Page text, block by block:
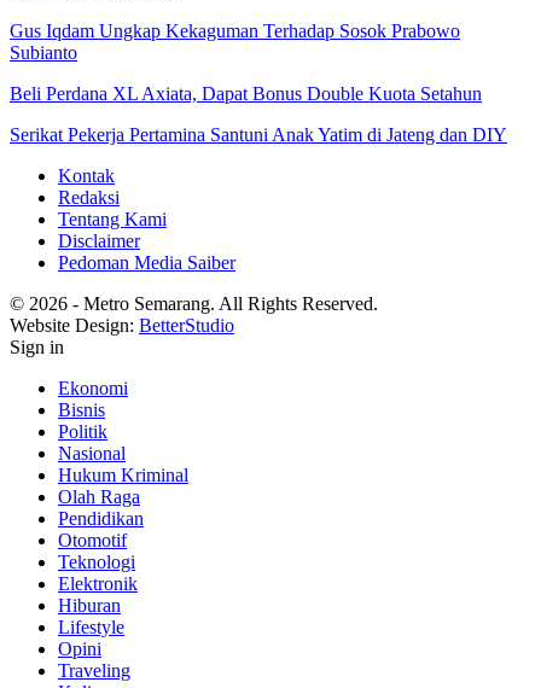
Gus Iqdam Ungkap Kekaguman Terhadap Sosok Prabowo
Subianto
Beli Perdana XL Axiata, Dapat Bonus Double Kuota Setahun
Serikat Pekerja Pertamina Santuni Anak Yatim di Jateng dan DIY
Kontak
Redaksi
Tentang Kami
Disclaimer
Pedoman Media Saiber
© 2026 - Metro Semarang. All Rights Reserved.
Website Design: BetterStudio
Sign in
Ekonomi
Bisnis
Politik
Nasional
Hukum Kriminal
Olah Raga
Pendidikan
Otomotif
Teknologi
Elektronik
Hiburan
Lifestyle
Opini
Traveling